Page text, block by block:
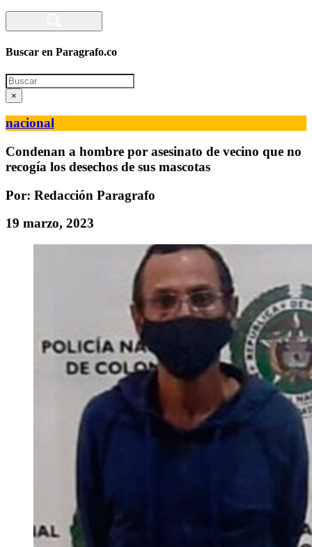
Buscar en Paragrafo.co
Search
×
nacional
Condenan a hombre por asesinato de vecino que no
recogía los desechos de sus mascotas
Por: Redacción Paragrafo
19 marzo, 2023